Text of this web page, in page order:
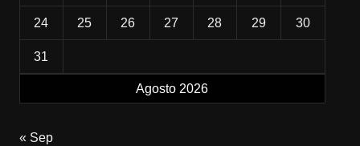
Agosto 2026
24 25 26 27 28 29 30
31
« Sep